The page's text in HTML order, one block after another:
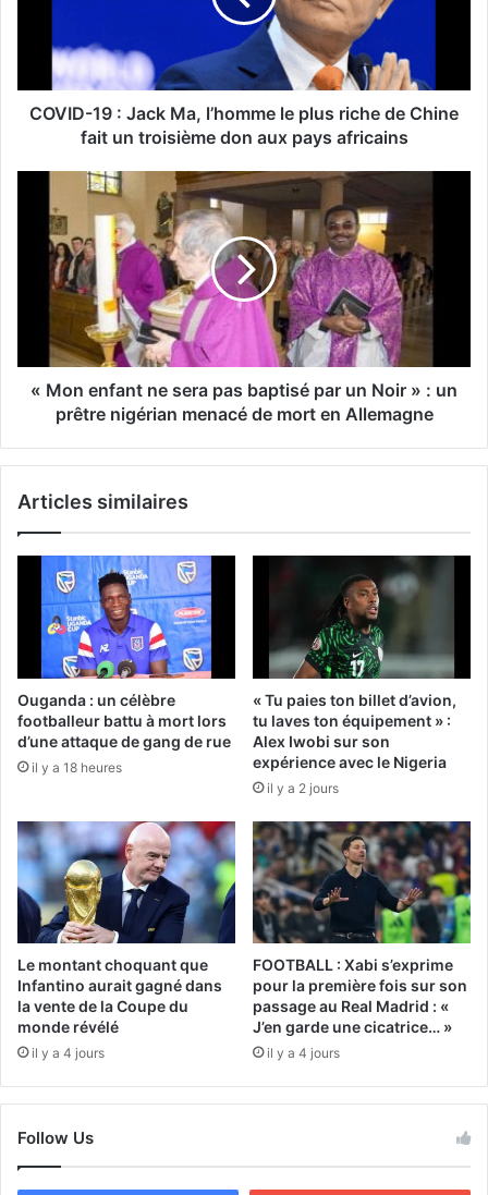
COVID-19 : Jack Ma, l’homme le plus riche de Chine
fait un troisième don aux pays africains
« Mon enfant ne sera pas baptisé par un Noir » : un
prêtre nigérian menacé de mort en Allemagne
Articles similaires
Ouganda : un célèbre
footballeur battu à mort lors
d’une attaque de gang de rue
il y a 18 heures
« Tu paies ton billet d’avion,
tu laves ton équipement » :
Alex Iwobi sur son
expérience avec le Nigeria
il y a 2 jours
Le montant choquant que
Infantino aurait gagné dans
la vente de la Coupe du
monde révélé
il y a 4 jours
FOOTBALL : Xabi s’exprime
pour la première fois sur son
passage au Real Madrid : «
J’en garde une cicatrice… »
il y a 4 jours
Follow Us